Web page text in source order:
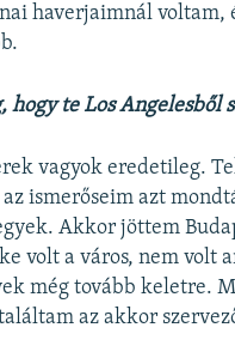
haverjaimnál voltam,
te Los Angelesből
vagyok eredetileg.
ismerőseim azt
Akkor jöttem
volt a város, nem volt
még tovább keletre.
az akkor